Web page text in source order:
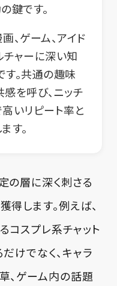
鍵です。
、ゲーム、アイド
ャーに深い知
。共通の趣味
を呼び、ニッチ
いリピート率と
す。
の層に深く刺さる
します。例えば、
コスプレ系チャット
けでなく、キャラ
、ゲーム内の話題